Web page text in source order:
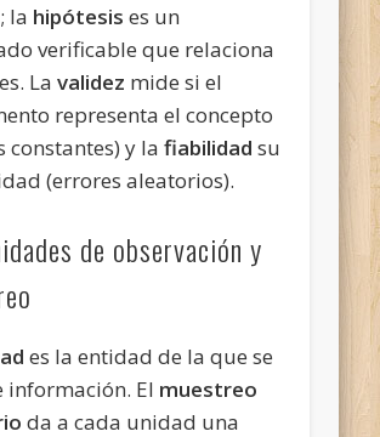
la hipótesis es un
verificable que relaciona
Lavalidez mide si el
representa el concepto
constantes) y lafiabilidad su
(errores aleatorios).
de observación y
es la entidad de la que se
información. El muestreo
da a cada unidad una